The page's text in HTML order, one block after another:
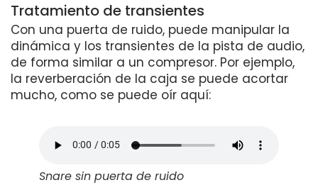
Tratamiento de transientes
Con una puerta de ruido, puede manipular la
dinámica y los transientes de la pista de audio,
de forma similar a un compresor. Por ejemplo,
la reverberación de la caja se puede acortar
mucho, como se puede oír aquí:
Snare sin puerta de ruido